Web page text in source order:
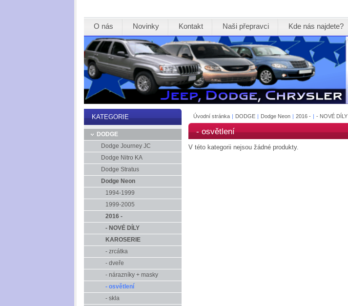
O nás Novinky Kontakt Naši přepravci Kde nás najdete?
Úvodní stránka | DODGE | Dodge Neon | 2016 - | - NOVÉ DÍLY
- osvětlení
V této kategorii nejsou žádné produkty.
KATEGORIE
DODGE
Dodge Journey JC
Dodge Nitro KA
Dodge Stratus
Dodge Neon
1994-1999
1999-2005
2016 -
- NOVÉ DÍLY
KAROSERIE
- zrcátka
- dveře
- nárazníky + masky
- osvětlení
- skla